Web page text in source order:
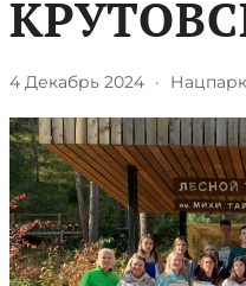
4 Декабрь 2024 · Нацпарк